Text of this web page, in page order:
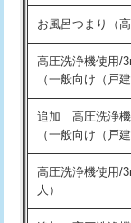
交換・取付(混合
式・ワンホール
交換・取付(排水
（P/S/ポップア
交換・取付（そ
持込商品取付（
持込商品取付（混
お風呂つまり（
高圧洗浄機使用/
（一般向け（戸
追加 高圧洗浄機
（一般向け（戸
高圧洗浄機使用/
人）